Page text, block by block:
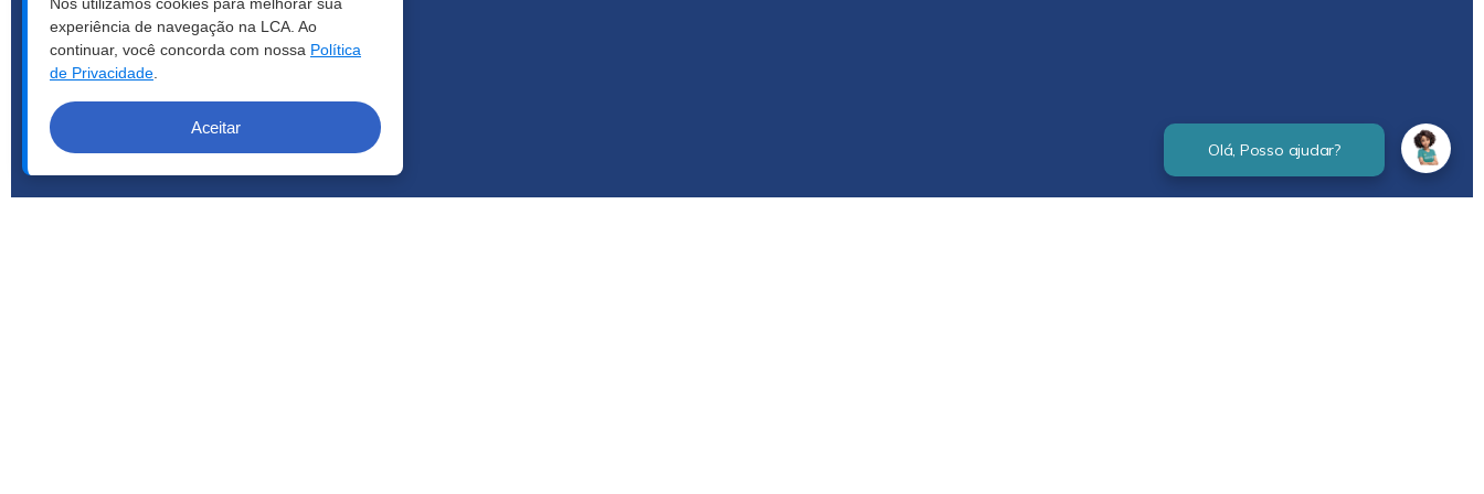
experiência de navegação na LCA. Ao
continuar, você concorda com nossa Política
de Privacidade
Aceitar